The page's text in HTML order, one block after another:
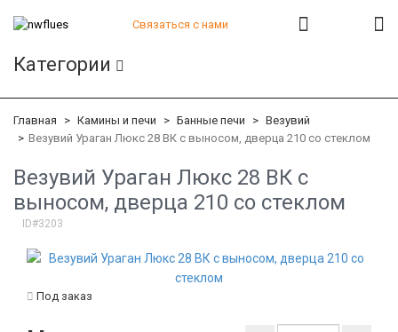
Связаться с нами
+7 (812) 542-07-85
+7 (812) 380-41-39
Категории
Главная Камины и печи Банные печи
Везувий
Везувий Ураган Люкс 28 ВК c выносом, дверца 210 со стеклом
Везувий Ураган Люкс 28 ВК c
выносом, дверца 210 со стеклом
ID#3203
Под заказ